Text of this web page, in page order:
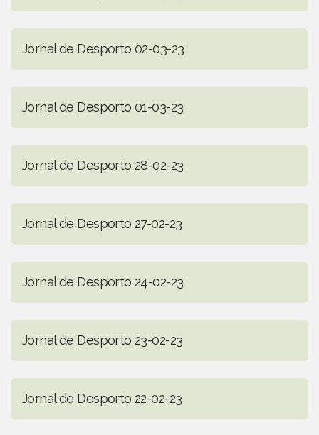
Jornal de Desporto 02-03-23
Jornal de Desporto 01-03-23
Jornal de Desporto 28-02-23
Jornal de Desporto 27-02-23
Jornal de Desporto 24-02-23
Jornal de Desporto 23-02-23
Jornal de Desporto 22-02-23